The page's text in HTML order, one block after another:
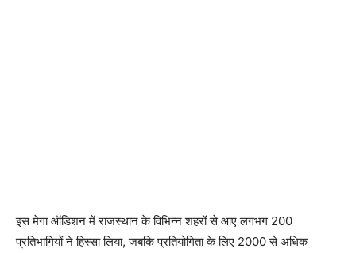
इस मेगा ऑडिशन में राजस्थान के विभिन्न शहरों से आए लगभग 200
प्रतिभागियों ने हिस्सा लिया, जबकि प्रतियोगिता के लिए 2000 से अधिक